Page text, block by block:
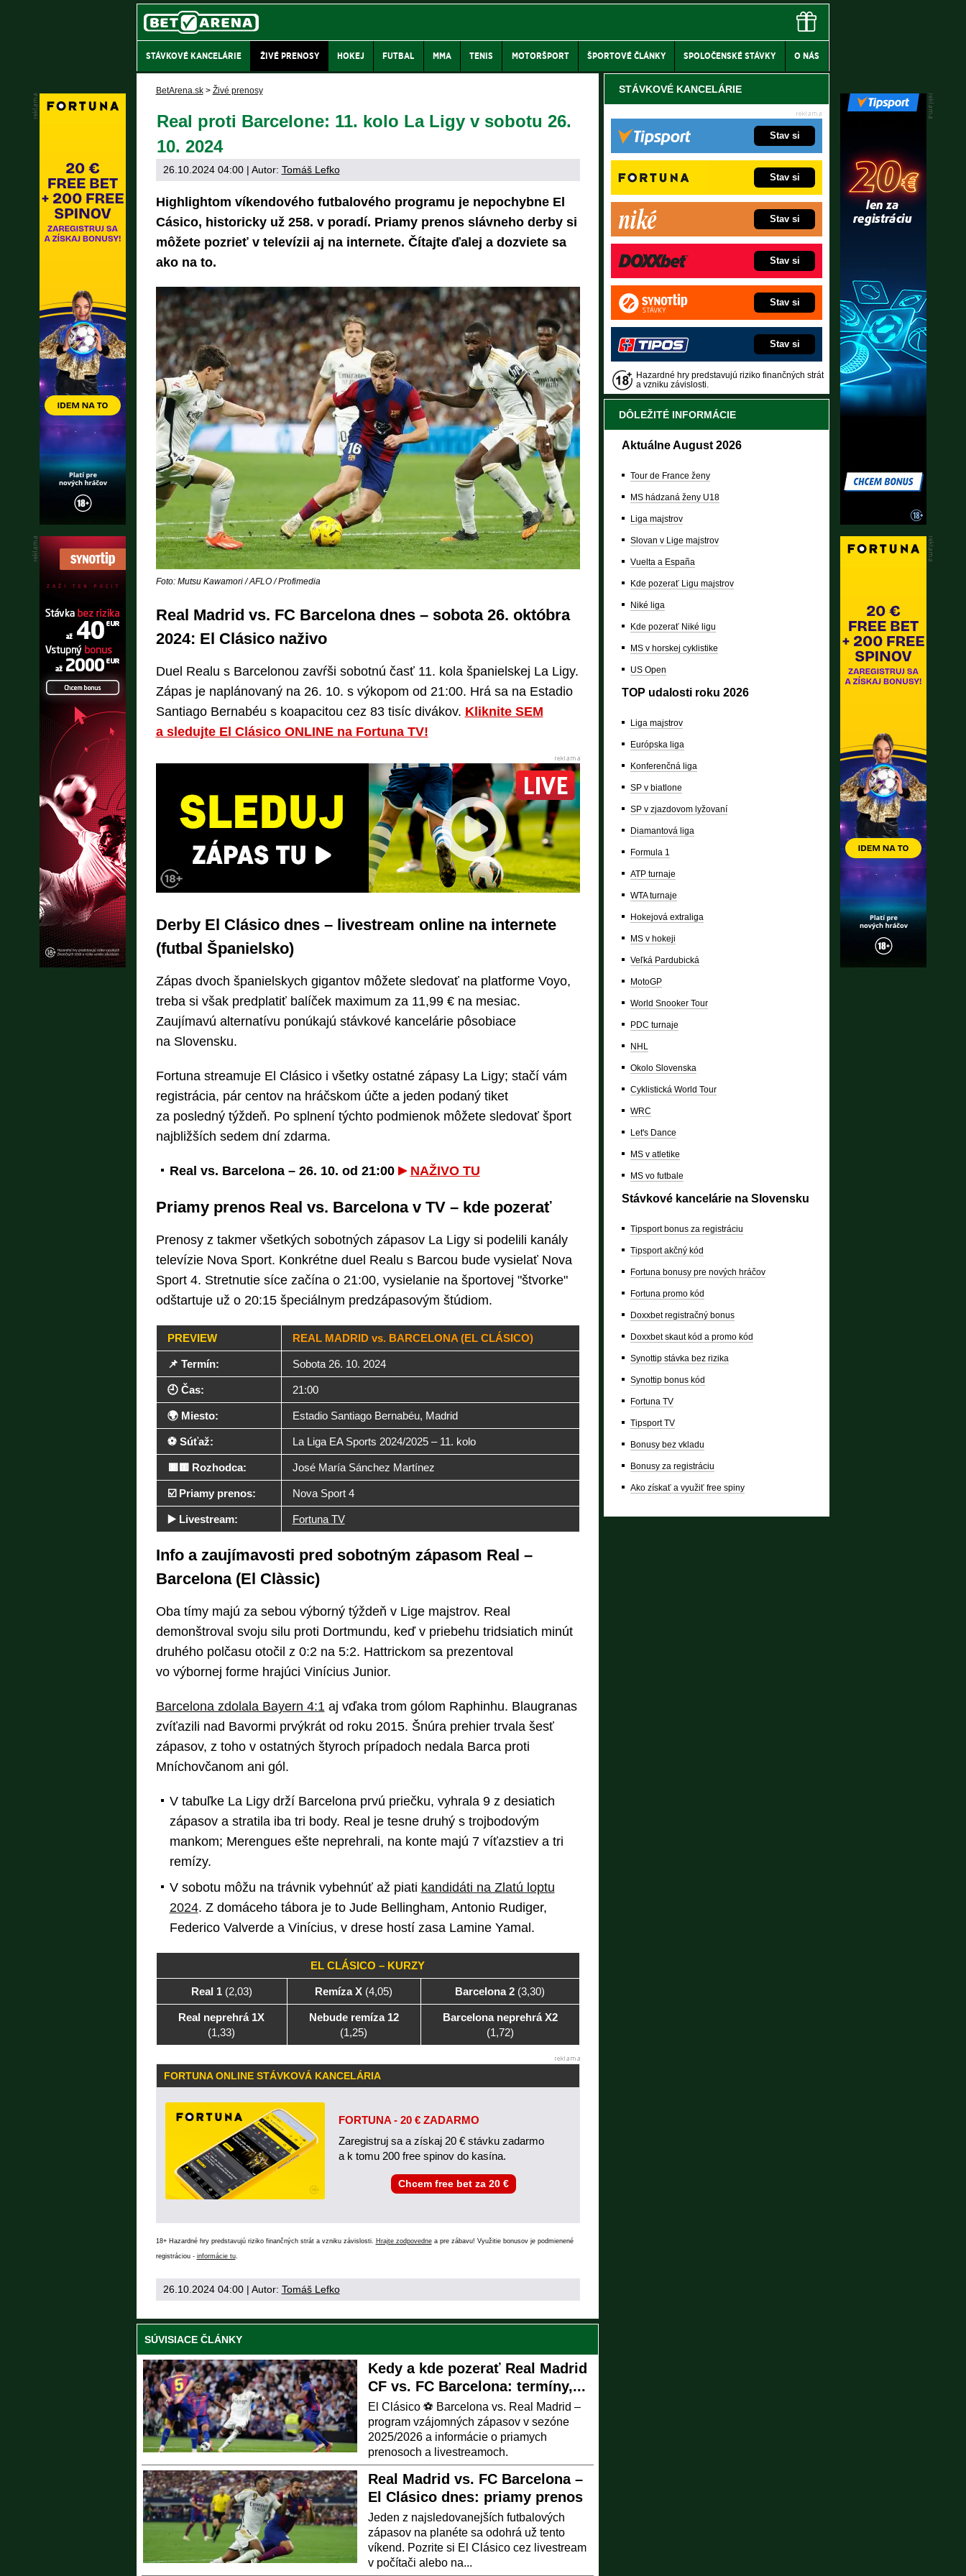
STÁVKOVÉ KANCELÁRIE ŽIVÉ PRENOSY HOKEJ FUTBAL MMA TENIS MOTORŠPORT ŠPORTOVÉ ČLÁNKY SPOLOČENSKÉ STÁVKY O NÁS
BetArena.sk > Živé prenosy
Real proti Barcelone: 11. kolo La Ligy v sobotu 26.
10. 2024
26.10.2024 04:00| Autor: Tomáš Lefko
Highlightom víkendového futbalového programu je nepochybne El
Cásico, historicky už 258. v poradí. Priamy prenos slávneho derby si
môžete pozrieť v televízii aj na internete. Čítajte ďalej a dozviete sa
ako na to.
Foto: Mutsu Kawamori / AFLO / Profimedia
Real Madrid vs. FC Barcelona dnes – sobota 26. októbra
2024: El Clásico naživo
Duel Realu s Barcelonou zavŕši sobotnú časť 11. kola španielskej La Ligy.
Zápas je naplánovaný na 26. 10. s výkopom od 21:00. Hrá sa na Estadio
Santiago Bernabéu s koapacitou cez 83 tisíc divákov. Kliknite SEM
a sledujte El Clásico ONLINE na Fortuna TV!
Derby El Clásico dnes – livestream online na internete
(futbal Španielsko)
Zápas dvoch španielskych gigantov môžete sledovať na platforme Voyo,
treba si však predplatiť balíček maximum za 11,99 € na mesiac.
Zaujímavú alternatívu ponúkajú stávkové kancelárie pôsobiace
na Slovensku.
Fortuna streamuje El Clásico i všetky ostatné zápasy La Ligy; stačí vám
registrácia, pár centov na hráčskom účte a jeden podaný tiket
za posledný týždeň. Po splnení týchto podmienok môžete sledovať šport
najbližších sedem dní zdarma.
Real vs. Barcelona – 26. 10. od 21:00 NAŽIVO TU
Priamy prenos Real vs. Barcelona v TV – kde pozerať
Prenosy z takmer všetkých sobotných zápasov La Ligy si podelili kanály
televízie Nova Sport. Konkrétne duel Realu s Barcou bude vysielať Nova
Sport 4. Stretnutie síce začína o 21:00, vysielanie na športovej "štvorke"
odštartuje už o 20:15 špeciálnym predzápasovým štúdiom.
PREVIEW REAL MADRID vs. BARCELONA (EL CLÁSICO)
📌 Termín: Sobota 26. 10. 2024
🕘 Čas: 21:00
🌍 Miesto: Estadio Santiago Bernabéu, Madrid
⚽ Súťaž: La Liga EA Sports 2024/2025 – 11. kolo
🟥🟨 Rozhodca: José María Sánchez Martínez
☑️ Priamy prenos: Nova Sport 4
▶️ Livestream: Fortuna TV
Info a zaujímavosti pred sobotným zápasom Real –
Barcelona (El Clàssic)
Oba tímy majú za sebou výborný týždeň v Lige majstrov. Real
demonštroval svoju silu proti Dortmundu, keď v priebehu tridsiatich minút
druhého polčasu otočil z 0:2 na 5:2. Hattrickom sa prezentoval
vo výbornej forme hrajúci Vinícius Junior.
Barcelona zdolala Bayern 4:1aj vďaka trom gólom Raphinhu. Blaugranas
zvíťazili nad Bavormi prvýkrát od roku 2015. Šnúra prehier trvala šesť
zápasov, z toho v ostatných štyroch prípadoch nedala Barca proti
Mníchovčanom ani gól.
V tabuľke La Ligy drží Barcelona prvú priečku, vyhrala 9 z desiatich
zápasov a stratila iba tri body. Real je tesne druhý s trojbodovým
mankom; Merengues ešte neprehrali, na konte majú 7 víťazstiev a tri
remízy.
V sobotu môžu na trávnik vybehnúť až piati kandidáti na Zlatú loptu
2024. Z domáceho tábora je to Jude Bellingham, Antonio Rudiger,
Federico Valverde a Vinícius, v drese hostí zasa Lamine Yamal.
EL CLÁSICO – KURZY
Real 1(2,03) Remíza X (4,05) Barcelona 2 (3,30)
Real neprehrá 1X
(1,33)
Nebude remíza 12
(1,25)
Barcelona neprehrá X2
(1,72)
FORTUNA ONLINE STÁVKOVÁ KANCELÁRIA
FORTUNA - 20 € ZADARMO
Zaregistruj sa a získaj 20 € stávku zadarmo
a k tomu 200 free spinov do kasína.
Chcem free bet za 20 €
18+ Hazardné hry predstavujú riziko finančných strát a vzniku závislosti. Hrajte zodpovednea pre zábavu! Využitie bonusov je podmienené
registráciou - informácie tu.
26.10.2024 04:00| Autor: Tomáš Lefko
SÚVISIACE ČLÁNKY
Kedy a kde pozerať Real Madrid
CF vs. FC Barcelona: termíny,...
El Clásico ⚽ Barcelona vs. Real Madrid –
program vzájomných zápasov v sezóne
2025/2026 a informácie o priamych
prenosoch a livestreamoch.
Real Madrid vs. FC Barcelona –
El Clásico dnes: priamy prenos
Jeden z najsledovanejších futbalových
zápasov na planéte sa odohrá už tento
víkend. Pozrite si El Clásico cez livestream
v počítači alebo na...
STÁVKOVÉ KANCELÁRIE
Stav si
Stav si
Stav si
Stav si
Stav si
Stav si
Hazardné hry predstavujú riziko finančných strát
a vzniku závislosti.
DÔLEŽITÉ INFORMÁCIE
Aktuálne August 2026
Tour de France ženy
MS hádzaná ženy U18
Liga majstrov
Slovan v Lige majstrov
Vuelta a España
Kde pozerať Ligu majstrov
Niké liga
Kde pozerať Niké ligu
MS v horskej cyklistike
US Open
TOP udalosti roku 2026
Liga majstrov
Európska liga
Konferenčná liga
SP v biatlone
SP v zjazdovom lyžovaní
Diamantová liga
Formula 1
ATP turnaje
WTA turnaje
Hokejová extraliga
MS v hokeji
Veľká Pardubická
MotoGP
World Snooker Tour
PDC turnaje
NHL
Okolo Slovenska
Cyklistická World Tour
WRC
Let's Dance
MS v atletike
MS vo futbale
Stávkové kancelárie na Slovensku
Tipsport bonus za registráciu
Tipsport akčný kód
Fortuna bonusy pre nových hráčov
Fortuna promo kód
Doxxbet registračný bonus
Doxxbet skaut kód a promo kód
Synottip stávka bez rizika
Synottip bonus kód
Fortuna TV
Tipsport TV
Bonusy bez vkladu
Bonusy za registráciu
Ako získať a využiť free spiny